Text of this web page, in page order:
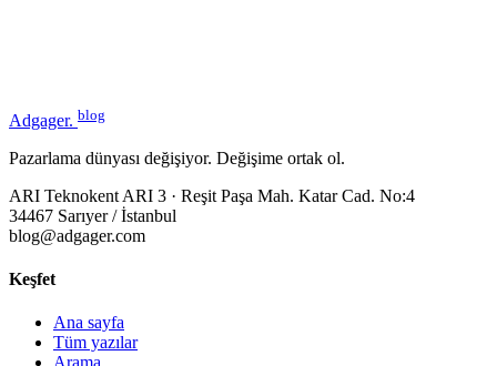
Adgager. blog
Pazarlama dünyası değişiyor. Değişime ortak ol.
ARI Teknokent ARI 3 · Reşit Paşa Mah. Katar Cad. No:4
34467 Sarıyer / İstanbul
blog@adgager.com
Keşfet
Ana sayfa
Tüm yazılar